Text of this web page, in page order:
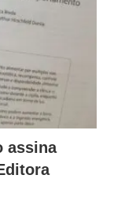
assina